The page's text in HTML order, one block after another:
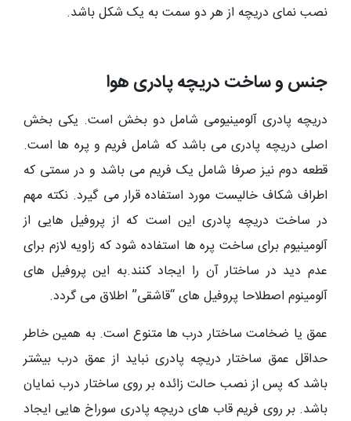
نصب نمای دریچه از هر دو سمت به یک شکل باشد.
جنس و ساخت دریچه پادری هوا
دریچه پادری آلومینیومی شامل دو بخش است. یکی بخش
اصلی دریچه پادری می باشد که شامل فریم و پره ها است.
قطعه دوم نیز صرفا شامل یک فریم می باشد و در سمتی که
اطراف شکاف خالیست مورد استفاده قرار می گیرد. نکته مهم
در ساخت دریچه پادری این است که از پروفیل هایی از
آلومینیوم برای ساخت پره ها استفاده شود که زاویه لازم برای
عدم دید در ساختار آن را ایجاد کنند.به این پروفیل های
آلومینوم اصطلاحا پروفیل های “قاشقی” اطلاق می گردد.
عمق یا ضخامت ساختار درب ها متنوع است. به همین خاطر
حداقل عمق ساختار دریچه پادری نباید از عمق درب بیشتر
باشد که پس از نصب حالت زائده بر روی ساختار درب نمایان
باشد. بر روی فریم قاب های دریچه پادری سوراخ هایی ایجاد